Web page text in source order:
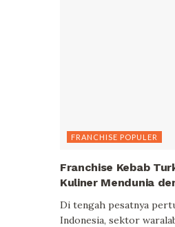
FRANCHISE POPULER
Franchise Kebab
Kuliner Mendunia
Di tengah pesatnya
Indonesia, sektor